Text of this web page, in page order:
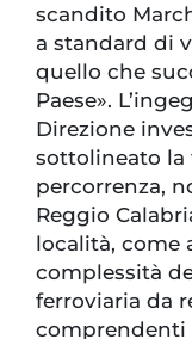
scandito
a standard di
quello che
Paese».
Direzione
sottolineato
percorrenza,
Reggio
località, come
complessità
ferroviaria da
comprendenti